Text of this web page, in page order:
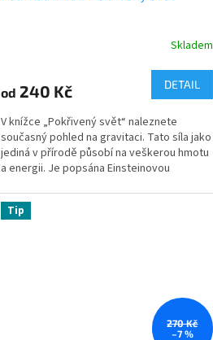
Skladem
od 240 Kč DETAIL
V knížce „Pokřivený svět“ naleznete
současný pohled na gravitaci. Tato síla jako
jediná v přírodě působí na veškerou hmotu
a energii. Je popsána Einsteinovou
Tip
270 Kč
–7 %